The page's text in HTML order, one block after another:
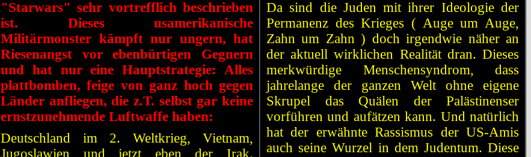
"Starwars" sehr vortrefflich beschrieben
ist. Dieses usamerikanische
Militärmonster kämpft nur ungern, hat
Riesenangst vor ebenbürtigen Gegnern
und hat nur eine Hauptstrategie: Alles
plattbomben, feige von ganz hoch gegen
Länder anfliegen, die z.T. selbst gar keine
ernstzunehmende Luftwaffe haben:
Deutschland im 2. Weltkrieg, Vietnam,
Jugoslawien und jetzt eben der Irak.
Da sind die Juden mit ihrer Ideologie der
Permanenz des Krieges ( Auge um Auge,
Zahn um Zahn ) doch irgendwie näher an
der aktuell wirklichen Realität dran. Dieses
merkwürdige Menschensyndrom, dass
jahrelange der ganzen Welt ohne eigene
Skrupel das Quälen der Palästinenser
vorführen und aufätzen kann. Und natürlich
hat der erwähnte Rassismus der US-Amis
auch seine Wurzel in dem Judentum. Diese